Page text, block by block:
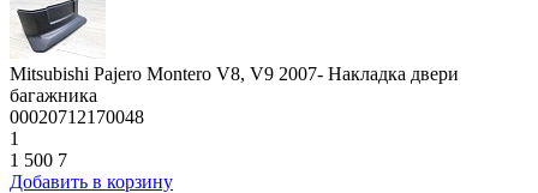
Mitsubishi Pajero Montero V8, V9 2007- Накладка двери
багажника
00020712170048
1
1 500 7
Добавить в корзину